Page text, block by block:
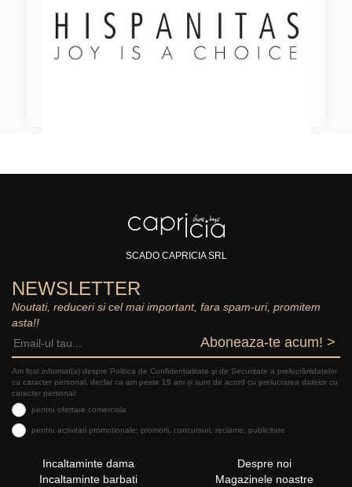
SCADO CAPRICIA SRL
NEWSLETTER
Noutati, reduceri si cel mai important, fara spam-uri, promitem
asta!!
Aboneaza-te acum! >
Am fost informat(a) despre Politica de Confidențialitate şi de Securitate a prelucrăriidatelor
cu caracter personal, declar ca am peste 16 ani și sunt de acord cu prelucrarea datelor cu
caracter personal:
pentru ofertare comerciala
pentru activitati promotionale: promotii, concursuri, reclame, publicitate
Incaltaminte dama
Incaltaminte barbati
Despre noi
Magazinele noastre